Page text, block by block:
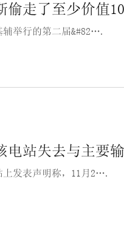
偷走了至少价值
举行的第二届&#82….
电站失去与主要
上发表声明称，11月2….